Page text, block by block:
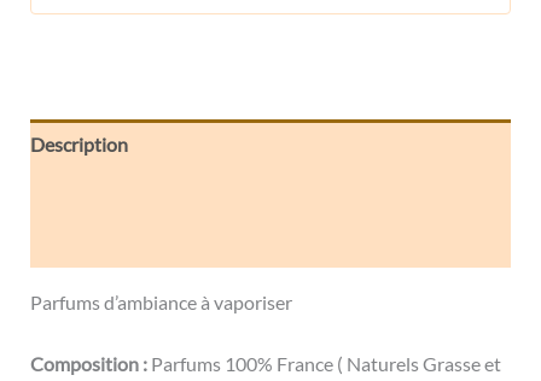
Description
Parfums d’ambiance à vaporiser
Composition :Parfums 100% France ( Naturels Grasse et